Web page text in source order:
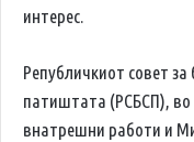
интерес.
Републичкиот совет
патиштата (РСБСП), во
внатрешни работи и